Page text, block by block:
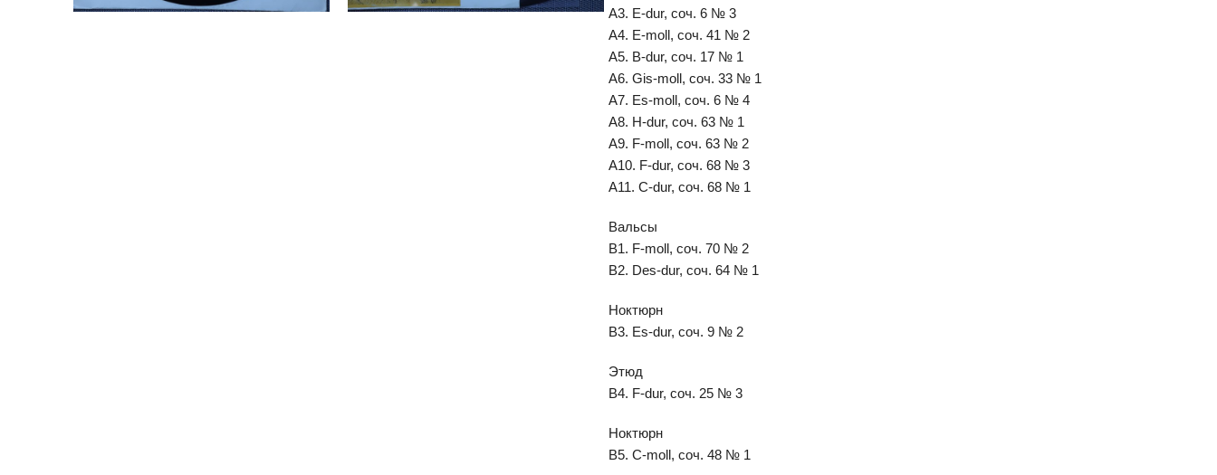
A3. E-dur, соч. 6 № 3
A4. E-moll, соч. 41 № 2
A5. B-dur, соч. 17 № 1
A6. Gis-moll, соч. 33 № 1
A7. Es-moll, соч. 6 № 4
A8. H-dur, соч. 63 № 1
A9. F-moll, соч. 63 № 2
A10. F-dur, соч. 68 № 3
A11. C-dur, соч. 68 № 1
Вальсы
B1. F-moll, соч. 70 № 2
B2. Des-dur, соч. 64 № 1
Ноктюрн
B3. Es-dur, соч. 9 № 2
Этюд
B4. F-dur, соч. 25 № 3
Ноктюрн
B5. C-moll, соч. 48 № 1